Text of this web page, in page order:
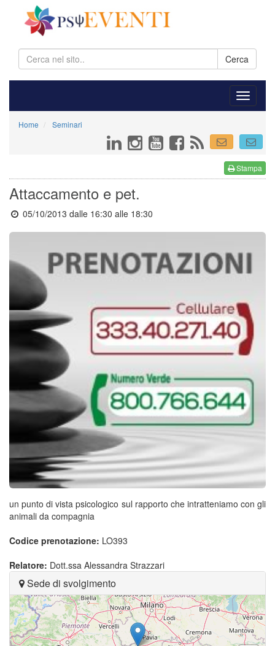
Cerca
Home Seminari
Stampa
Attaccamento e pet.
05/10/2013 dalle 16:30 alle 18:30
un punto di vista psicologico sul rapporto che intratteniamo con gli
animali da compagnia
Codice prenotazione: LO393
Relatore: Dott.ssa Alessandra Strazzari
Sede di svolgimento